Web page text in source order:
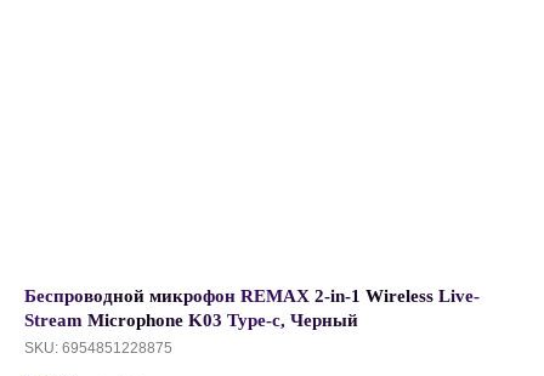
Беспроводной микрофон REMAX 2-in-1 Wireless Live-
Stream Microphone K03 Type-c, Черный
SKU: 6954851228875